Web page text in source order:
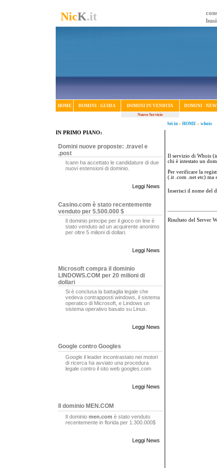
NicK.it
HOME DOMINI : GUIDA DOMINI IN VENDITA DOMINI :
Nuovo Servizio
Sei in » HOME » whois
IN PRIMO PIANO:
Domini nuove proposte: .travel e
.post
Icann ha accettato le candidature di due
nuovi estensioni di dominio.
Leggi News
Casino.com è stato recentemente
venduto per 5.500.000 $
Il dominio principe per il gioco on line è
stato venduto ad un acquirente anonimo
per oltre 5 milioni di dollari.
Leggi News
Microsoft compra il dominio
LINDOWS.COM per 20 milioni di
dollari
Si è conclusa la battaglia legale che
vedeva contrapposti windows, il sistema
operatico di Microsoft, e Lindows un
sistema operativo basato su Linux.
Leggi News
Google contro Googles
Google il leader incontrastato nei motori
di ricerca ha avviato una procedura
legale contro il sito web googles.com
Leggi News
Il dominio MEN.COM
Il dominio men.com è stato venduto
recentemente in florida per 1.300.000$
Leggi News
Il servizio di Whois
chi è intestato un
Per verificare la
(.it .com .net etc) ma
Inserisci il nome del
Risultato del Server